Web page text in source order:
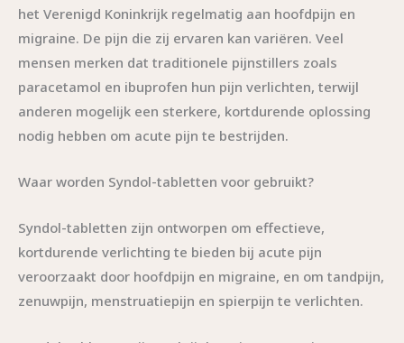
het Verenigd Koninkrijk regelmatig aan hoofdpijn en
migraine. De pijn die zij ervaren kan variëren. Veel
mensen merken dat traditionele pijnstillers zoals
paracetamol en ibuprofen hun pijn verlichten, terwijl
anderen mogelijk een sterkere, kortdurende oplossing
nodig hebben om acute pijn te bestrijden.
Waar worden Syndol-tabletten voor gebruikt?
Syndol-tabletten zijn ontworpen om effectieve,
kortdurende verlichting te bieden bij acute pijn
veroorzaakt door hoofdpijn en migraine, en om tandpijn,
zenuwpijn, menstruatiepijn en spierpijn te verlichten.